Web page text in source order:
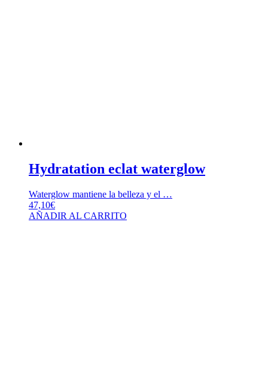
Hydratation eclat waterglow
Waterglow mantiene la belleza y el …
47,10€
AÑADIR AL CARRITO